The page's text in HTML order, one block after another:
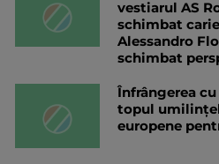
vestiarul AS
schimbat
Alessandro
schimbat
Înfrângerea
topul
europene